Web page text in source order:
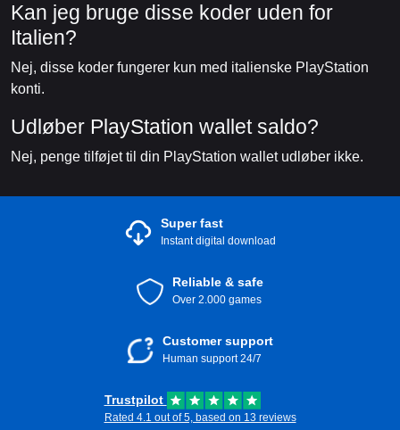
Kan jeg bruge disse koder uden for
Italien?
Nej, disse koder fungerer kun med italienske PlayStation
konti.
Udløber PlayStation wallet saldo?
Nej, penge tilføjet til din PlayStation wallet udløber ikke.
Super fast
Instant digital download
Reliable & safe
Over 2.000 games
Customer support
Human support 24/7
Trustpilot
Rated 4.1 out of 5, based on 13 reviews